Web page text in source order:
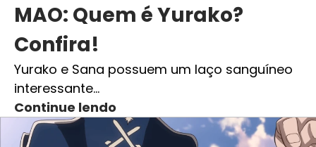
MAO: Quem é Yurako?
Confira!
Yurako e Sana possuem um laço sanguíneo
interessante…
Continue lendo